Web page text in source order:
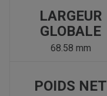
LARGEUR
GLOBALE
68.58 mm
POIDS NET